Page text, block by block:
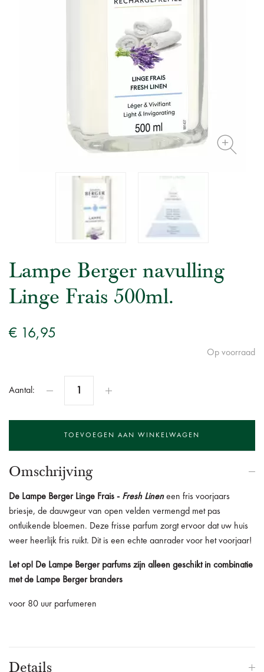
Lampe Berger navulling
Linge Frais 500ml.
€ 16,95
Op voorraad
Aantal:
Omschrijving
De Lampe Berger Linge Frais - Fresh Linen een fris voorjaars
briesje, de dauwgeur van open velden vermengd met pas
ontluikende bloemen. Deze frisse parfum zorgt ervoor dat uw huis
weer heerlijk fris ruikt. Dit is een echte aanrader voor het voorjaar!
Let op! De Lampe Berger parfums zijn alleen geschikt in combinatie
met de Lampe Berger branders
voor 80 uur parfumeren
Details